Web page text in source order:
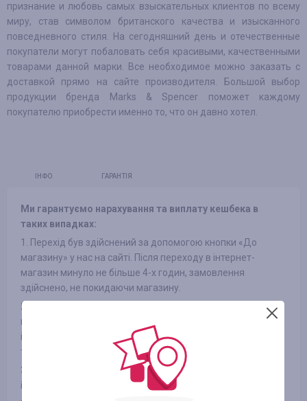
признание и любовь самых взыскательных клиентов по всему
миру, став символом британского качества и изысканного
повседневного стиля. На сегодняшний день и отечественные
покупатели могут побаловать себя красивыми, качественными
товарами данной марки. Все необходимое можно заказать с
доставкой прямо на сайте производителя. Большой выбор
продукции бренда Marks & Spencer поможет каждому
покупателю приобрести именно то, что он давно хотел.
ІНФО ГАРАНТІЯ
Ми гарантуємо нарахування та виплату кешбека в
таких випадках:
1. Перехід був здійснений за допомогою кнопки «До
магазину» у нас на сайті. Після переходу в інтернет-
магазин минуло не більше 4-х годин, замовлення
здійснено, не покидаючи магазину.
2. Після здійснення переходу до магазину Ви не
переходили по рекламних оголошеннях в інших джерелах
і не переходили з розсилок інтернет-магазинів на сайт, а
також не використовували сторонні промокоди
3. Обраний Вами товар бере участь в кешбека (в деяких
інтернет-магазинах є поділ на категорії, дивіться вкладку